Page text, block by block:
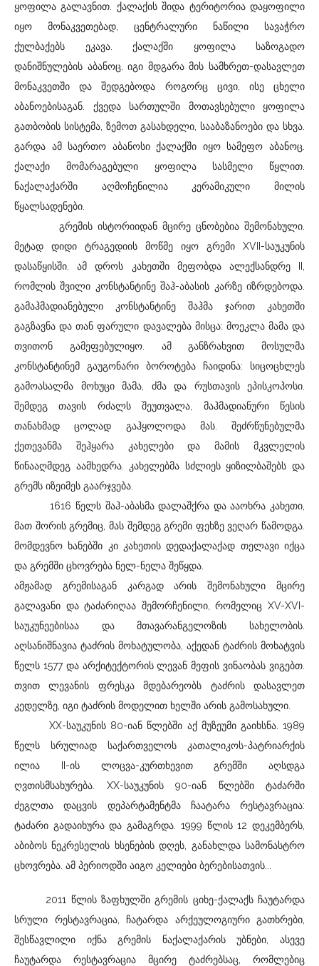
ყოფილა გალავნით. ქალაქის შიდა ტერიტორია დაყოფილი
იყო მონაკვეთებად, ცენტრალური ნაწილი სავაჭრო
ქულბაქებს ეკავა. ქალაქში ყოფილა საზოგადო
დანიშნულების აბანოც. იგი მდგარა მის სამხრეთ-დასავლეთ
მონაკვეთში და შედგებოდა როგორც ცივი, ისე ცხელი
აბანოებისაგან. ქვედა სართულში მოთავსებული ყოფილა
გათბობის სისტემა, ზემოთ გასახდელი, სააბაზანოები და სხვა.
გარდა ამ საერთო აბანოსი ქალაქში იყო სამეფო აბანოც.
ქალაქი მომარაგებული ყოფილა სასმელი წყლით.
ნაქალაქარში აღმოჩენილია კერამიკული მილის
წყალსადენები.
გრემის ისტორიიდან მცირე ცნობებია შემონახული.
მეტად დიდი ტრაგედიის მოწმე იყო გრემი XVII-საუკუნის
დასაწყისში. ამ დროს კახეთში მეფობდა ალექსანდრე II,
რომლის შვილი კონსტანტინე შაჰ-აბასის კარზე იზრდებოდა.
გამაჰმადიანებული კონსტანტინე შაჰმა ჯარით კახეთში
გაგზავნა და თან ფარული დავალება მისცა: მოეკლა მამა და
თვითონ გამეფებულიყო. ამ განზრახვით მოსულმა
კონსტანტინემ გაუგონარი ბოროტება ჩაიდინა: სიცოცხლეს
გამოასალმა მოხუცი მამა, ძმა და რუსთავის ეპისკოპოსი.
შემდეგ თავის რძალს შეუთვალა, მაჰმადიანური წესის
თანახმად ცოლად გაჰყოლოდა მას. შეძრწუნებულმა
ქეთევანმა შეჰყარა კახელები და მამის მკვლელის
წინააღმდეგ აამხედრა. კახელებმა სძლიეს ყიზილბაშებს და
გრემს იზეიმეს გაარჯვება.
1616 წელს შაჰ-აბასმა დალაშქრა და ააოხრა კახეთი,
მათ შორის გრემიც, მას შემდეგ გრემი ფეხზე ვეღარ წამოდგა.
მომდევნო ხანებში კი კახეთის დედაქალაქად თელავი იქცა
და გრემში ცხოვრება ნელ-ნელა შეწყდა.
ამჟამად გრემისაგან კარგად არის შემონახული მცირე
გალავანი და ტაძარიღაა შემორჩენილი, რომელიც XV-XVI-
საუკუნეებისაა და მთავარანგელოზის სახელობის.
აღსანიშნავია ტაძრის მოხატულობა, აქედან ტაძრის მოხატვის
წელს 1577 და არქიტექტორის ლევან მეფის ვინაობას ვიგებთ.
თვით ლევანის ფრესკა მდებარეობს ტაძრის დასავლეთ
კედელზე, იგი ტაძრის მოდელით ხელში არის გამოსახული.
XX-საუკუნის 80-იან წლებში აქ მუზეუმი გაიხსნა. 1989
წელს სრულიად საქართველოს კათალიკოს-პატრიარქის
ილია II-ის ლოცვა-კურთხევით გრემში აღსდგა
ღვთისმსახურება. XX-საუკუნის 90-იან წლებში ტაძარში
ძეგლთა დაცვის დეპარტამენტმა ჩაატარა რესტავრაცია:
ტაძარი გადაიხურა და გამაგრდა. 1999 წლის 12 დეკემბერს,
აბიბოს ნეკრესელის ხსენების დღეს, განახლდა სამონასტრო
ცხოვრება. ამ პერიოდში აიგო კელიები ბერებისათვის...
2011 წლის ზაფხულში გრემის ციხე-ქალაქს ჩაუტარდა
სრული რესტავრაცია, ჩატარდა არქეულოგიური გათხრები,
შესწავლილი იქნა გრემის ნაქალაქარის უბნები, ასევე
ჩაუტარდა რესტავრაცია მცირე ტაძრებსაც, რომლებიც